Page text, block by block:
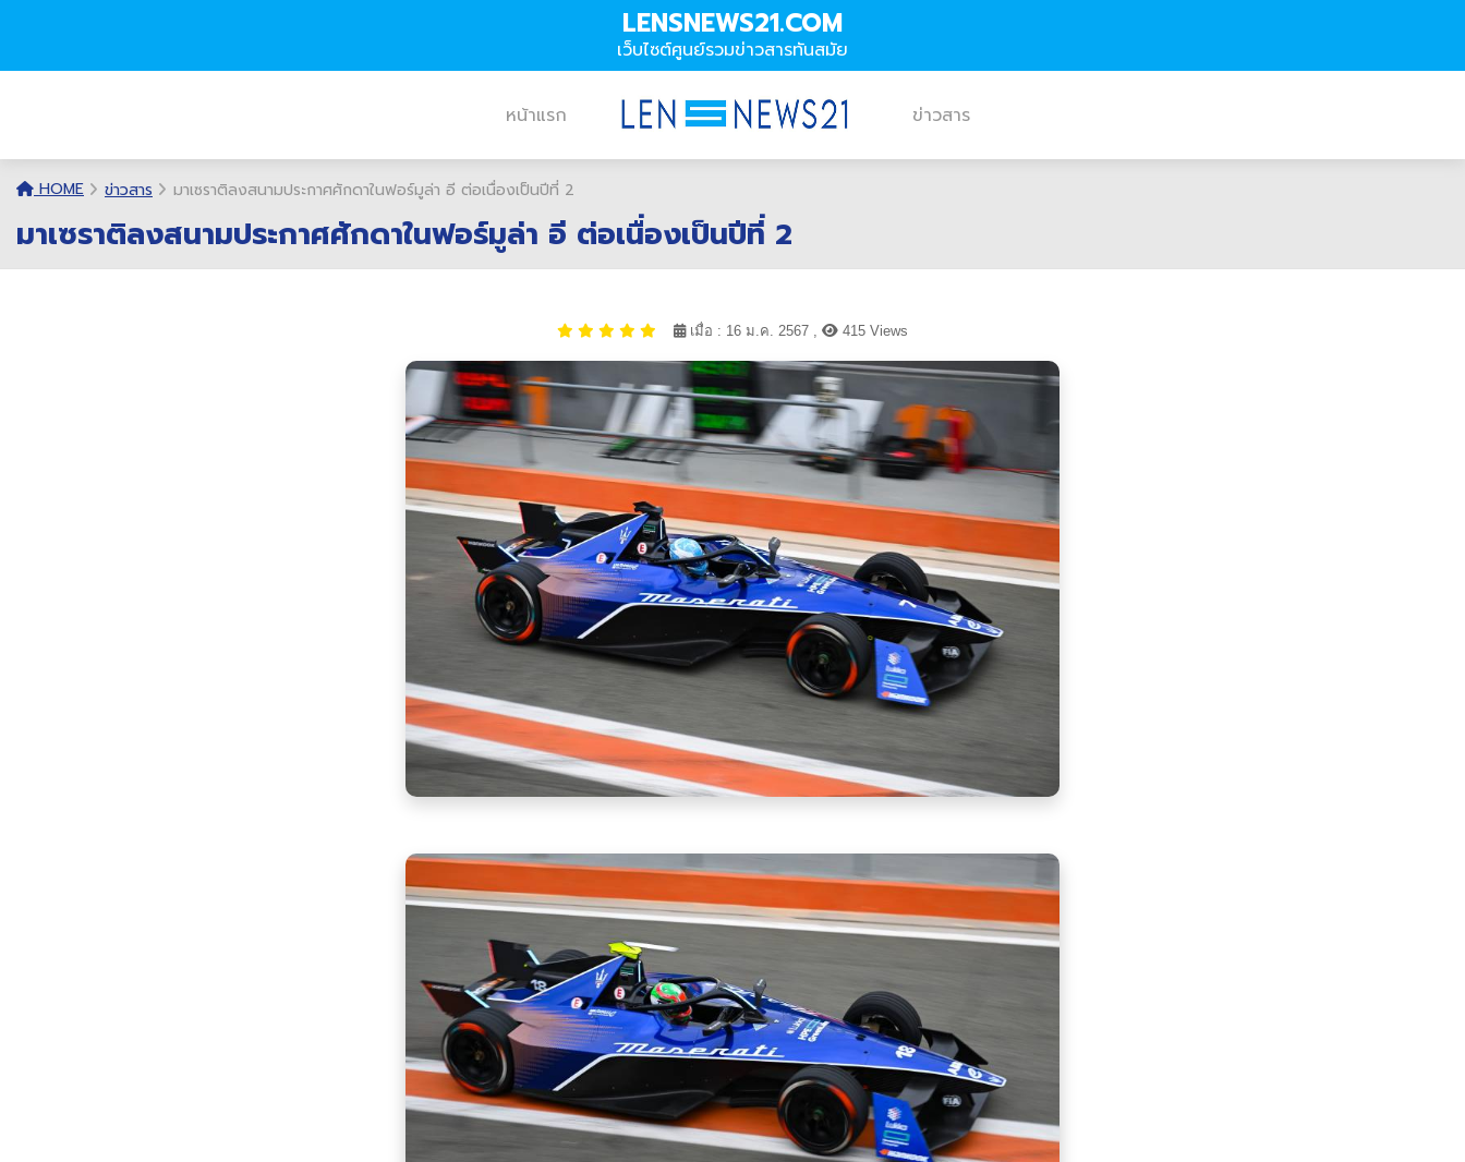
LENSNEWS21.COM
เว็บไซต์ศูนย์รวมข่าวสารทันสมัย
หน้าแรก ข่าวสาร
HOME ข่าวสาร มาเซราติลงสนามประกาศศักดาในฟอร์มูล่า อี ต่อเนื่องเป็นปีที่ 2
มาเซราติลงสนามประกาศศักดาในฟอร์มูล่า อี ต่อเนื่องเป็นปีที่ 2
เมื่อ : 16 ม.ค. 2567 , 415 Views